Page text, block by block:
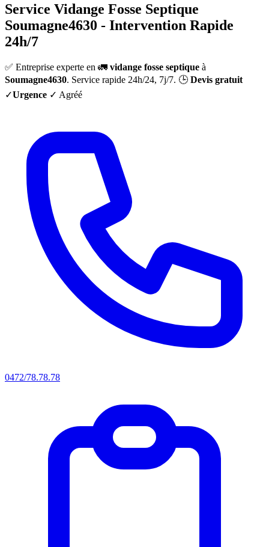
Service Vidange Fosse Septique
Soumagne4630 - Intervention Rapide
24h/7
✅ Entreprise experte en 🚛 vidange fosse septique à
Soumagne4630. Service rapide 24h/24, 7j/7. 🕒 Devis gratuit
✓Urgence ✓ Agréé
0472/78.78.78